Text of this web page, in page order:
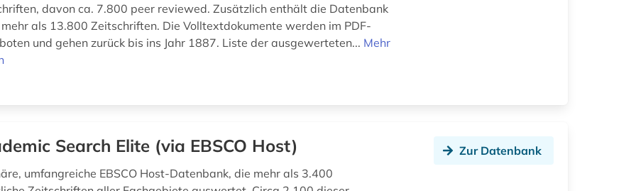
davon ca. 7.800 peer reviewed. Zusätzlich enthält die Datenbank
als 13.800 Zeitschriften. Die Volltextdokumente werden im PDF-
und gehen zurück bis ins Jahr 1887. Liste der ausgewerteten... Mehr
Search Elite (via EBSCO Host)
umfangreiche EBSCO Host-Datenbank, die mehr als 3.400
Zur Datenbank